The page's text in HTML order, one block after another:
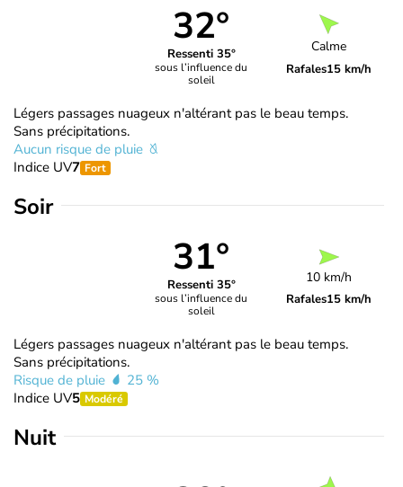
32°
Ressenti 35°
sous l’influence du
soleil
Calme
Rafales15 km/h
Légers passages nuageux n'altérant pas le beau temps.
Sans précipitations.
Aucun risque de pluie
Indice UV7 Fort
Soir
31°
Ressenti 35°
sous l’influence du
soleil
10 km/h
Rafales15 km/h
Légers passages nuageux n'altérant pas le beau temps.
Sans précipitations.
Risque de pluie
25 %
Indice UV5 Modéré
Nuit